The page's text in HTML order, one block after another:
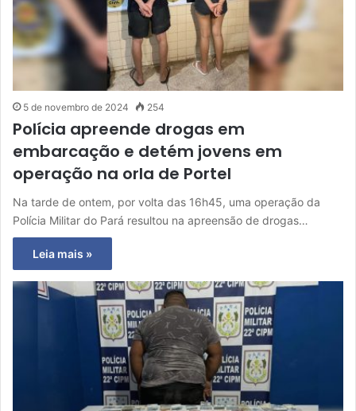
5 de novembro de 2024 254
Polícia apreende drogas em
embarcação e detém jovens em
operação na orla de Portel
Na tarde de ontem, por volta das 16h45, uma operação da
Polícia Militar do Pará resultou na apreensão de drogas…
Leia mais »